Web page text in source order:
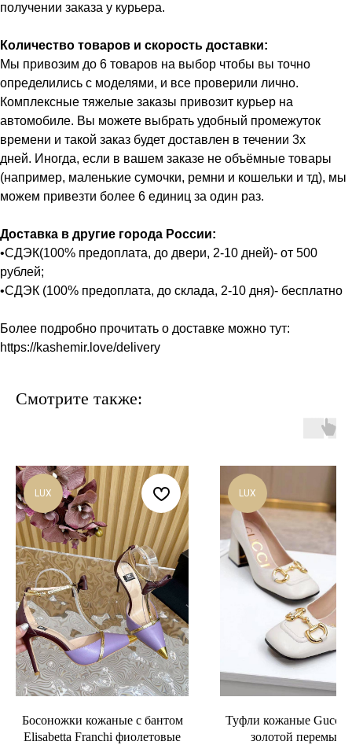
получении заказа у курьера.
Количество товаров и скорость доставки:
Мы привозим до 6 товаров на выбор чтобы вы точно
определились с моделями, и все проверили лично.
Комплексные тяжелые заказы привозит курьер на
автомобиле. Вы можете выбрать удобный промежуток
времени и такой заказ будет доставлен в течении 3х
дней. Иногда, если в вашем заказе не объёмные товары
(например, маленькие сумочки, ремни и кошельки и тд), мы
можем привезти более 6 единиц за один раз.
Доставка в другие города России:
•СДЭК(100% предоплата, до двери, 2-10 дней)- от 500
рублей;
•СДЭК (100% предоплата, до склада, 2-10 дня)- бесплатно
Более подробно прочитать о доставке можно тут:
https://kashemir.love/delivery
Смотрите также:
LUX
Босоножки кожаные с бантом
Elisabetta Franchi фиолетовые
LUX
Туфли кожаные Gucci
золотой